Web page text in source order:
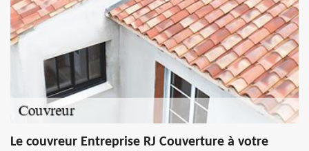
Le couvreur Entreprise RJ Couverture à votre